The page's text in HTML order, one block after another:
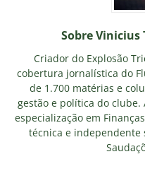
Sobre Vinicius
Criador do Explosão
cobertura jornalística do
de 1.700 matérias e
gestão e política do
especialização em
técnica e independente